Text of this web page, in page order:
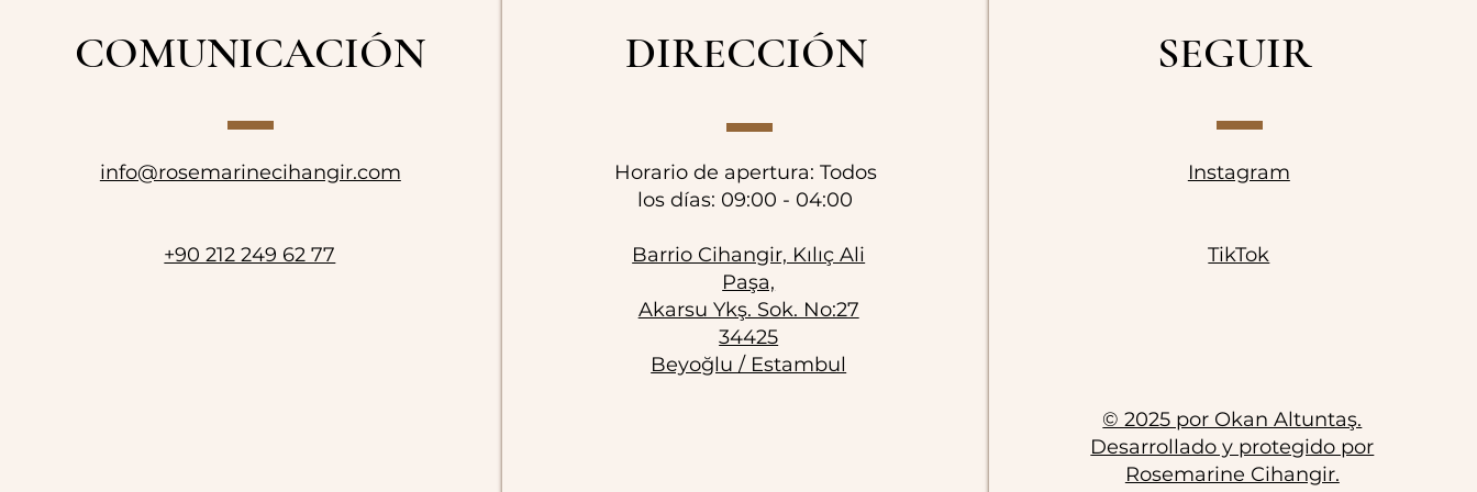
COMUNICACIÓN
info@rosemarinecihangir.com
+90 212 249 62 77
DIRECCIÓN
Horario de apertura: Todos
los días: 09:00 - 04:00
Barrio Cihangir, Kılıç Ali
Paşa,
Akarsu Ykş. Sok. No:27
34425
Beyoğlu / Estambul
SEGUIR
Instagram
TikTok
© 2025 por Okan Altuntaş.
Desarrollado y protegido por
Rosemarine Cihangir.